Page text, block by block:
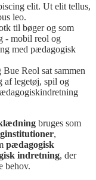
elit. Ut elit tellus,
leo.
bruges som
,
pædagogisk
indretning, der
behov.